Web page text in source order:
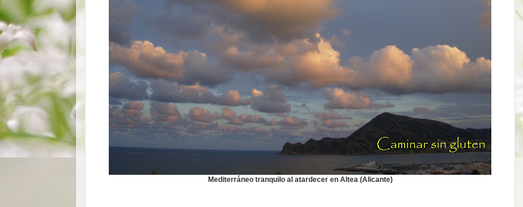
Mediterráneo tranquilo al atardecer en Altea (Alicante)